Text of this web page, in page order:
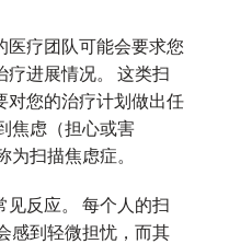
医疗团队可能会要求您
进展情况。 这类扫
对您的治疗计划做出任
焦虑（担心或害
扫描焦虑症。
反应。 每个人的扫
感到轻微担忧，而其